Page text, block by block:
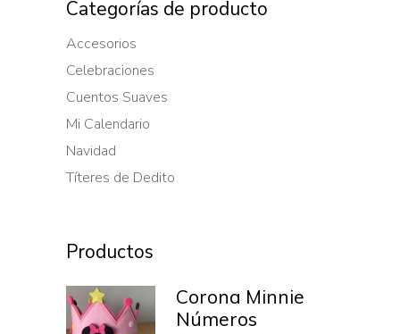
Categorías de producto
Accesorios
Celebraciones
Cuentos Suaves
Mi Calendario
Navidad
Títeres de Dedito
Productos
Corona Minnie
Números